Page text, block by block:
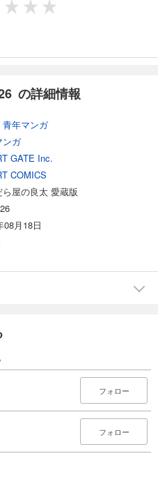
蔵版 34
蔵版 35
版 36
カート
版 37
試し読み
蔵版 38
の詳細情報
青年マンガ
ンガ
GATE Inc.
COMICS
ら屋の良太 愛蔵版
08月18日
フォロー
フォロー